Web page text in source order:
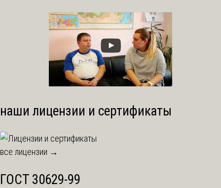
наши лицензии и сертификаты
все лицензии →
ГОСТ 30629-99